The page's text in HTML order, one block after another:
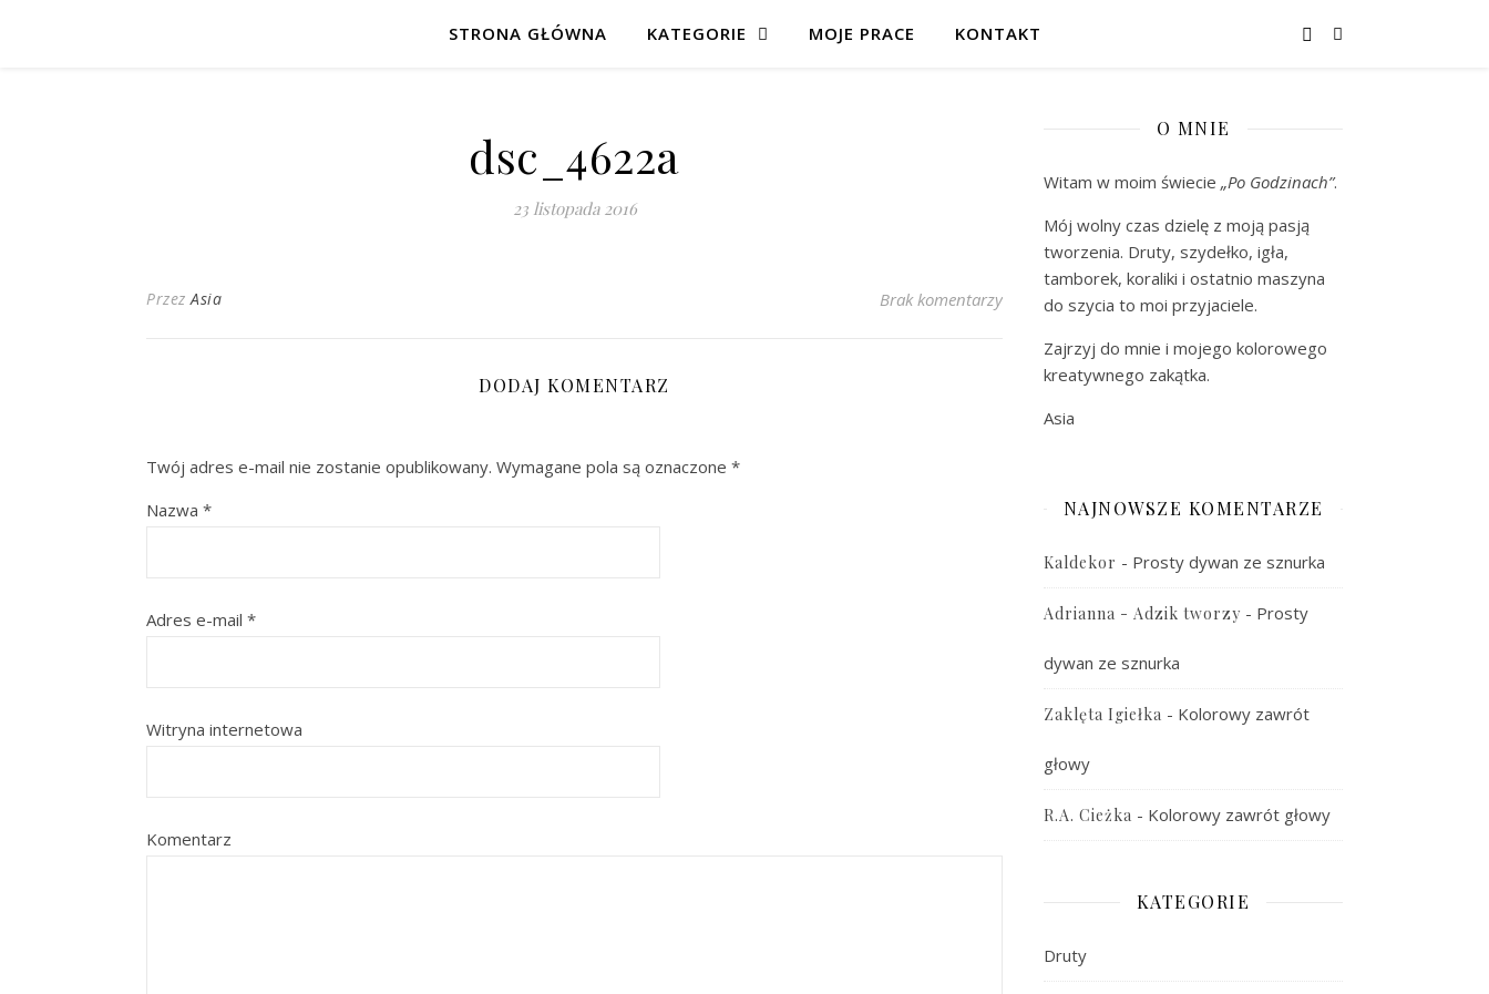
STRONA GŁÓWNA KATEGORIE MOJE PRACE KONTAKT
dsc_4622a
23 listopada 2016
PrzezAsia Brak komentarzy
DODAJ KOMENTARZ
Twój adres e-mail nie zostanie opublikowany. Wymagane pola są oznaczone *
Nazwa *
Adres e-mail *
Witryna internetowa
Komentarz
O MNIE
Witam w moim świecie „Po Godzinach”.
Mój wolny czas dzielę z moją pasją
tworzenia. Druty, szydełko, igła,
tamborek, koraliki i ostatnio maszyna
do szycia to moi przyjaciele.
Zajrzyj do mnie i mojego kolorowego
kreatywnego zakątka.
Asia
NAJNOWSZE KOMENTARZE
Kaldekor - Prosty dywan ze sznurka
Adrianna - Adzik tworzy - Prosty
dywan ze sznurka
Zaklęta Igiełka - Kolorowy zawrót
głowy
R.A. Cieżka - Kolorowy zawrót głowy
KATEGORIE
Druty